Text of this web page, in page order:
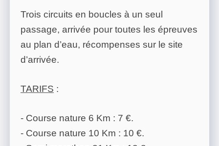
Trois circuits en boucles à un seul
passage, arrivée pour toutes les épreuves
au plan d’eau, récompenses sur le site
d’arrivée.
TARIFS :
- Course nature 6 Km : 7 €.
- Course nature 10 Km : 10 €.